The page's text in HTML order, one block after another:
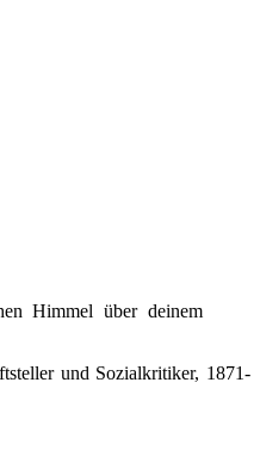
Himmel über deinem
und Sozialkritiker, 1871-